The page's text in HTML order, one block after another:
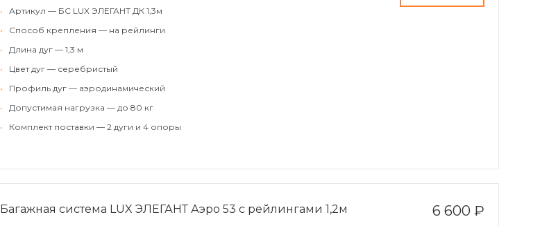
•
Артикул — БС LUX ЭЛЕГАНТ ДК 1,3м
•
Способ крепления — на рейлинги
•
Длина дуг — 1,3 м
•
Цвет дуг — серебристый
•
Профиль дуг — аэродинамический
•
Допустимая нагрузка — до 80 кг
•
Комплект поставки — 2 дуги и 4 опоры
6 600 ₽
Багажная система LUX ЭЛЕГАНТ Аэро 53 с рейлингами 1,2м